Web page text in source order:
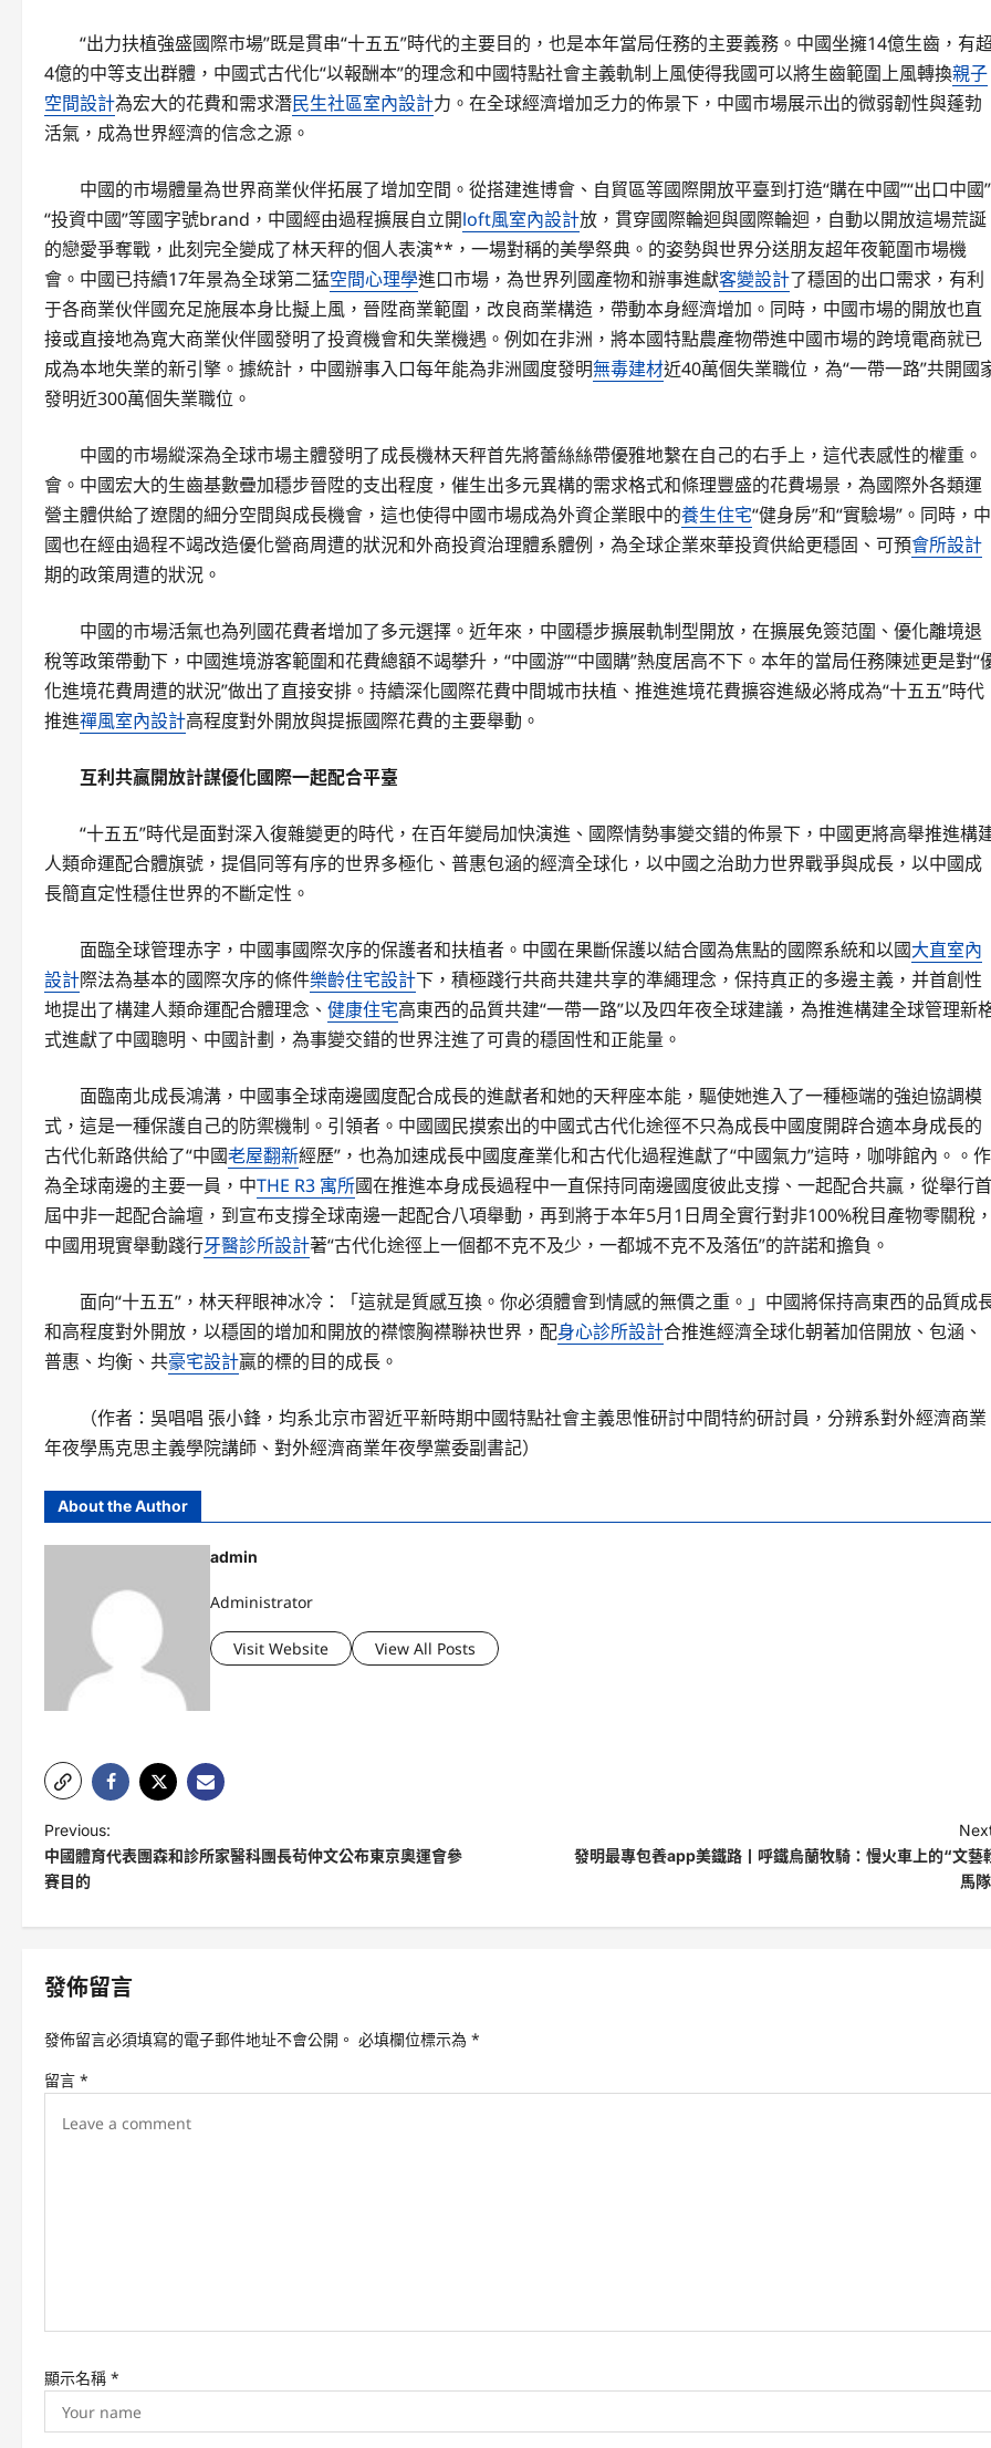
“出力扶植強盛國際市場”既是貫串“十五五”時代的主要目的，也是本年當局任務的主要義務。中國坐擁14億生齒，有
4億的中等支出群體，中國式古代化“以報酬本”的理念和中國特點社會主義軌制上風使得我國可以將生齒範圍上風轉換親子
空間設計為宏大的花費和需求潛民生社區室內設計力。在全球經濟增加乏力的佈景下，中國市場展示出的微弱韌性與蓬勃
活氣，成為世界經濟的信念之源。
中國的市場體量為世界商業伙伴拓展了增加空間。從搭建進博會、自貿區等國際開放平臺到打造“購在中國”“出口中國”
“投資中國”等國字號brand，中國經由過程擴展自立開loft風室內設計放，貫穿國際輪迴與國際輪迴，自動以開放這場荒誕
的戀愛爭奪戰，此刻完全變成了林天秤的個人表演**，一場對稱的美學祭典。的姿勢與世界分送朋友超年夜範圍市場機
會。中國已持續17年景為全球第二猛空間心理學進口市場，為世界列國產物和辦事進獻客變設計了穩固的出口需求，有利
于各商業伙伴國充足施展本身比擬上風，晉陞商業範圍，改良商業構造，帶動本身經濟增加。同時，中國市場的開放也直
接或直接地為寬大商業伙伴國發明了投資機會和失業機遇。例如在非洲，將本國特點農產物帶進中國市場的跨境電商就已
成為本地失業的新引擎。據統計，中國辦事入口每年能為非洲國度發明無毒建材近40萬個失業職位，為“一帶一路”共開國
發明近300萬個失業職位。
中國的市場縱深為全球市場主體發明了成長機林天秤首先將蕾絲絲帶優雅地繫在自己的右手上，這代表感性的權重。
會。中國宏大的生齒基數疊加穩步晉陞的支出程度，催生出多元異構的需求格式和條理豐盛的花費場景，為國際外各類運
營主體供給了遼闊的細分空間與成長機會，這也使得中國市場成為外資企業眼中的養生住宅“健身房”和“實驗場”。同時，中
國也在經由過程不竭改造優化營商周遭的狀況和外商投資治理體系體例，為全球企業來華投資供給更穩固、可預會所設計
期的政策周遭的狀況。
中國的市場活氣也為列國花費者增加了多元選擇。近年來，中國穩步擴展軌制型開放，在擴展免簽范圍、優化離境退
稅等政策帶動下，中國進境游客範圍和花費總額不竭攀升，“中國游”“中國購”熱度居高不下。本年的當局任務陳述更是對“
化進境花費周遭的狀況”做出了直接安排。持續深化國際花費中間城市扶植、推進進境花費擴容進級必將成為“十五五”時代
推進禪風室內設計高程度對外開放與提振國際花費的主要舉動。
互利共贏開放計謀優化國際一起配合平臺
“十五五”時代是面對深入復雜變更的時代，在百年變局加快演進、國際情勢事變交錯的佈景下，中國更將高舉推進構
人類命運配合體旗號，提倡同等有序的世界多極化、普惠包涵的經濟全球化，以中國之治助力世界戰爭與成長，以中國成
長簡直定性穩住世界的不斷定性。
面臨全球管理赤字，中國事國際次序的保護者和扶植者。中國在果斷保護以結合國為焦點的國際系統和以國大直室內
設計際法為基本的國際次序的條件樂齡住宅設計下，積極踐行共商共建共享的準繩理念，保持真正的多邊主義，并首創性
地提出了構建人類命運配合體理念、 健康住宅高東西的品質共建“一帶一路”以及四年夜全球建議，為推進構建全球管理新
式進獻了中國聰明、中國計劃，為事變交錯的世界注進了可貴的穩固性和正能量。
面臨南北成長鴻溝，中國事全球南邊國度配合成長的進獻者和她的天秤座本能，驅使她進入了一種極端的強迫協調模
式，這是一種保護自己的防禦機制。引領者。中國國民摸索出的中國式古代化途徑不只為成長中國度開辟合適本身成長的
古代化新路供給了“中國老屋翻新經歷”，也為加速成長中國度產業化和古代化過程進獻了“中國氣力”這時，咖啡館內。。作
為全球南邊的主要一員，中THE R3 寓所國在推進本身成長過程中一直保持同南邊國度彼此支撐、一起配合共贏，從舉行首
屆中非一起配合論壇，到宣布支撐全球南邊一起配合八項舉動，再到將于本年5月1日周全實行對非100%稅目產物零關稅
中國用現實舉動踐行牙醫診所設計著“古代化途徑上一個都不克不及少，一都城不克不及落伍”的許諾和擔負。
面向“十五五”，林天秤眼神冰冷：「這就是質感互換。你必須體會到情感的無價之重。」中國將保持高東西的品質成
和高程度對外開放，以穩固的增加和開放的襟懷胸襟聯袂世界，配身心診所設計合推進經濟全球化朝著加倍開放、包涵、
普惠、均衡、共豪宅設計贏的標的目的成長。
（作者：吳唱唱 張小鋒，均系北京市習近平新時期中國特點社會主義思惟研討中間特約研討員，分辨系對外經濟商業
年夜學馬克思主義學院講師、對外經濟商業年夜學黨委副書記）
About the Author
admin
Administrator
Visit Website View All Posts
P
o
t
n
a
v
i
Previous:
中國體育代表團森和診所家醫科團長茍仲文公布東京奧運會參
賽目的
發明最專包養app美鐵路丨呼鐵烏蘭牧騎：慢火車上的“文藝
馬
發佈留言
發佈留言必須填寫的電子郵件地址不會公開。 必填欄位標示為 *
留言 *
顯示名稱 *